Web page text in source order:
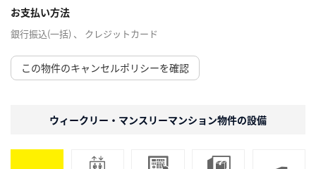
お支払い方法
銀行振込(一括) 、 クレジットカード
この物件のキャンセルポリシーを確認
ウィークリー・マンスリーマンション物件の設備